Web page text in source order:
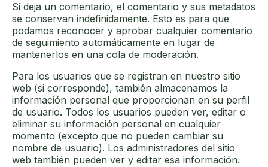
Si deja un comentario, el comentario y sus metadatos
se conservan indefinidamente. Esto es para que
podamos reconocer y aprobar cualquier comentario
de seguimiento automáticamente en lugar de
mantenerlos en una cola de moderación.
Para los usuarios que se registran en nuestro sitio
web (si corresponde), también almacenamos la
información personal que proporcionan en su perfil
de usuario. Todos los usuarios pueden ver, editar o
eliminar su información personal en cualquier
momento (excepto que no pueden cambiar su
nombre de usuario). Los administradores del sitio
web también pueden ver y editar esa información.